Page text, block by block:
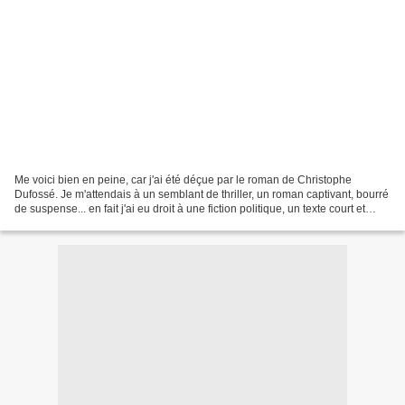
Me voici bien en peine, car j'ai été déçue par le roman de Christophe
Dufossé. Je m'attendais à un semblant de thriller, un roman captivant, bourré
de suspense... en fait j'ai eu droit à une fiction politique, un texte court et